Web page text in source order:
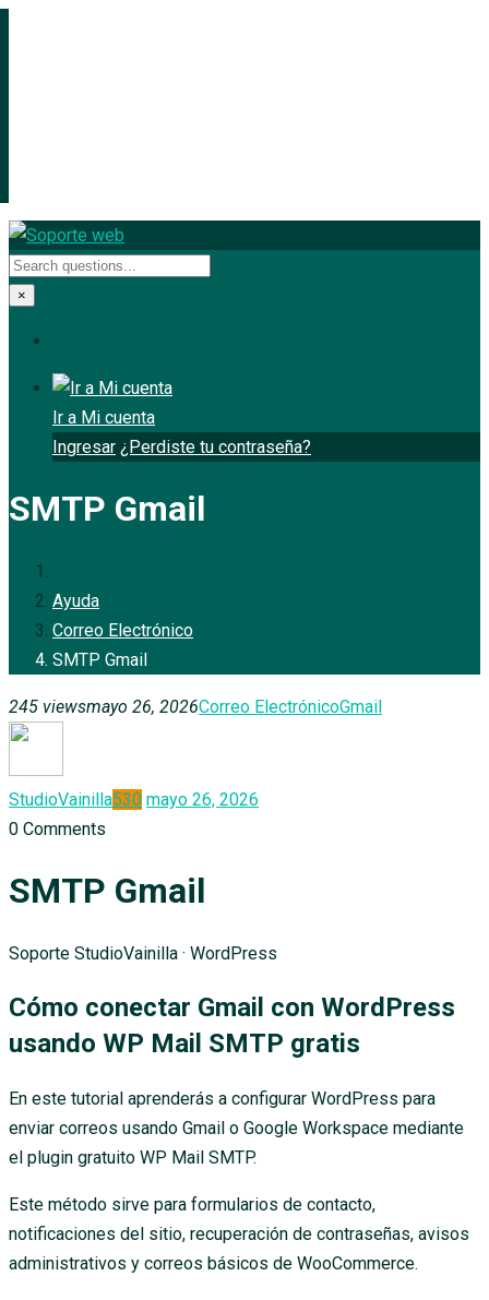
×
Ir a Mi cuenta
Ingresar ¿Perdiste tu contraseña?
SMTP Gmail
Ayuda
Correo Electrónico
SMTP Gmail
245 viewsmayo 26, 2026Correo ElectrónicoGmail
StudioVainilla530 mayo 26, 2026
0 Comments
SMTP Gmail
Soporte StudioVainilla · WordPress
Cómo conectar Gmail con WordPress
usando WP Mail SMTP gratis
En este tutorial aprenderás a configurar WordPress para
enviar correos usando Gmail o Google Workspace mediante
el plugin gratuito WP Mail SMTP.
Este método sirve para formularios de contacto,
notificaciones del sitio, recuperación de contraseñas, avisos
administrativos y correos básicos de WooCommerce.